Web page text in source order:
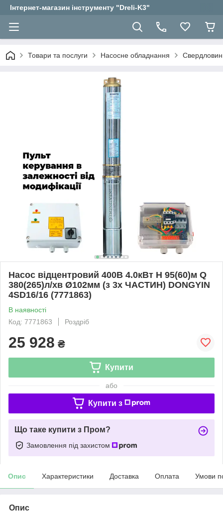
Інтернет-магазин інструменту "Dreli-K3"
Товари та послуги Насосне обладнання
Насос відцентровий 400В 4.0кВт H 95(60)м Q
380(265)л/хв Ø102мм (з 3х ЧАСТИН) DONGYIN
4SD16/16 (7771863)
В наявності
Код: 7771863
Роздріб
25 928 ₴
Купити
або
Купити з
Що таке купити з Пром?
Замовлення під захистом
Опис Характеристики Доставка Оплата Умови
Опис